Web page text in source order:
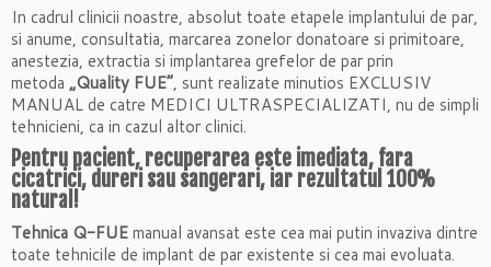
In cadrul clinicii noastre, absolut toate etapele implantului de par,
si anume, consultatia, marcarea zonelor donatoare si primitoare,
anestezia, extractia si implantarea grefelor de par prin
metoda „Quality FUE”, sunt realizate minutios EXCLUSIV
MANUAL de catre MEDICI ULTRASPECIALIZATI, nu de simpli
tehnicieni, ca in cazul altor clinici.
Pentru pacient, recuperarea este imediata, fara
cicatrici, dureri sau sangerari, iar rezultatul 100%
natural!
Tehnica Q-FUEmanual avansat este cea mai putin invaziva dintre
toate tehnicile de implant de par existente si cea mai evoluata.